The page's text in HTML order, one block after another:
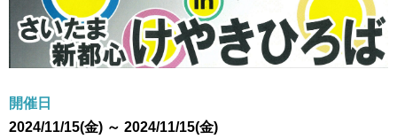
開催日
2024/11/15(金) ～ 2024/11/15(金)